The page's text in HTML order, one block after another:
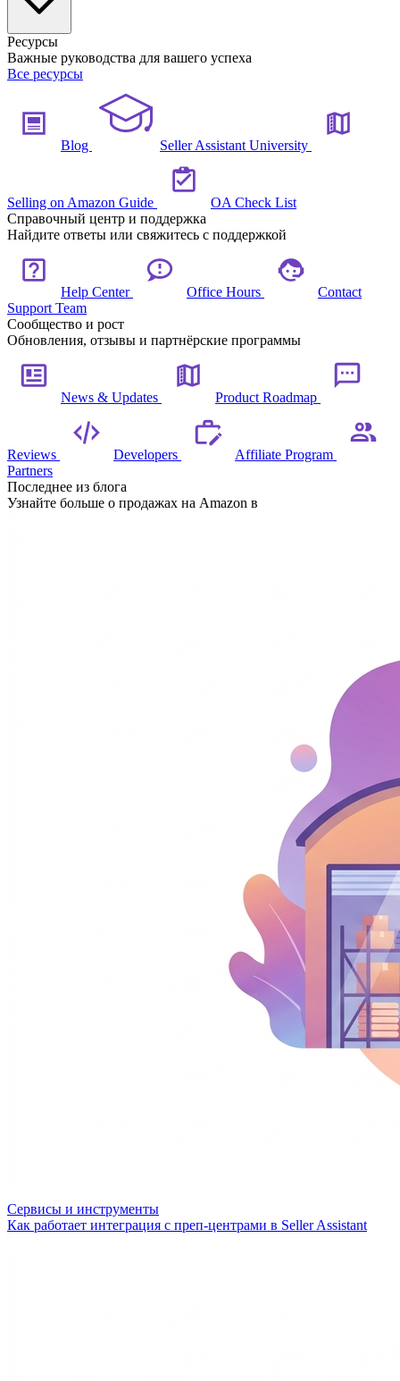
Ресурсы
Важные руководства для вашего успеха
Все ресурсы
Blog Seller Assistant University
Selling on Amazon Guide
OA Check List
Справочный центр и поддержка
Найдите ответы или свяжитесь с поддержкой
Help Center Office Hours
Contact
Support Team
Сообщество и рост
Обновления, отзывы и партнёрские программы
News & Updates Product Roadmap
Reviews Developers
Affiliate Program
Partners
Последнее из блога
Узнайте больше о продажах на Amazon в
Сервисы и инструменты
Как работает интеграция с преп-центрами в Seller Assistant